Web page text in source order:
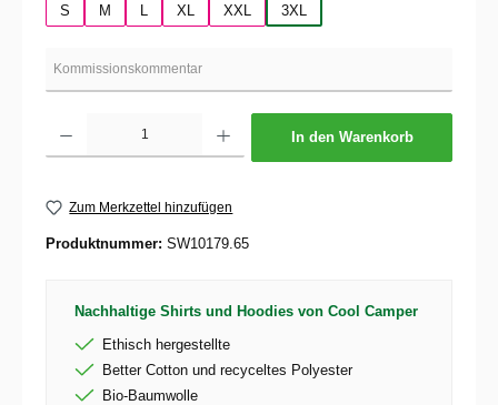
S
M XL XXL 3XL
In den Warenkorb
Zum Merkzettel hinzufügen
Produktnummer: SW10179.65
Nachhaltige Shirts und Hoodies von Cool Camper
Ethisch hergestellte
Better Cotton und recyceltes Polyester
Bio-Baumwolle